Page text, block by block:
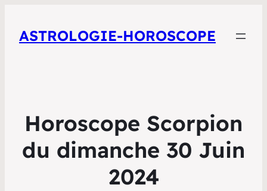
ASTROLOGIE-HOROSCOPE
Horoscope Scorpion
du dimanche 30 Juin
2024